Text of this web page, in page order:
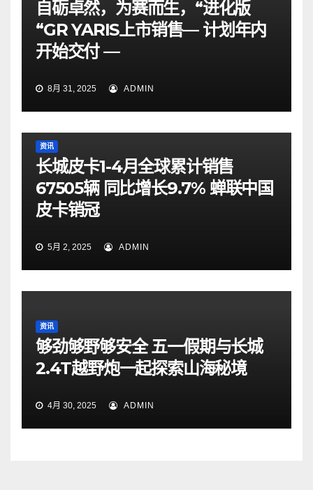
自砺卓然，为赛而生，“进化版
“GR YARIS上市销售— 计划年内
开始交付 —
8月 31, 2025 ADMIN
资讯
长城皮卡1-4月全球累计销售
67505辆 同比增长9.7% 蝉联中国
皮卡销冠
5月 2, 2025 ADMIN
资讯
够劲够野够安全 五一假期与长城
2.4T越野炮一起探索山海秘境
4月 30, 2025 ADMIN